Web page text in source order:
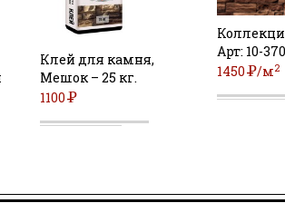
Клей для камня,
Мешок – 25 кг.
1100Р
УБ
Арт: 10-370
1450Р
УБ
/м2